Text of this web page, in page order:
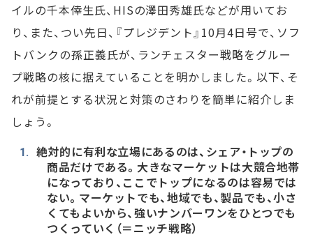
イルの千本倖生氏、HISの澤田秀雄氏などが用いてお
り、また、つい先日、『プレジデント』10月4日号で、ソフ
トバンクの孫正義氏が、ランチェスター戦略をグルー
プ戦略の核に据えていることを明かしました。以下、そ
れが前提とする状況と対策のさわりを簡単に紹介しま
しょう。
絶対的に有利な立場にあるのは、シェア・トップの
商品だけである。大きなマーケットは大競合地帯
になっており、ここでトップになるのは容易では
ない。マーケットでも、地域でも、製品でも、小さ
くてもよいから、強いナンバーワンをひとつでも
つくっていく（＝ニッチ戦略）